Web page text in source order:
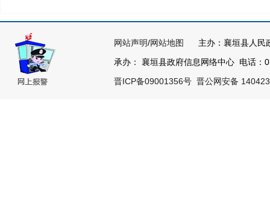
网站声明/网站地图
主办：襄垣县人民
承办： 襄垣县政府信息网络中心 电话：
晋ICP备09001356号 晋公网安备